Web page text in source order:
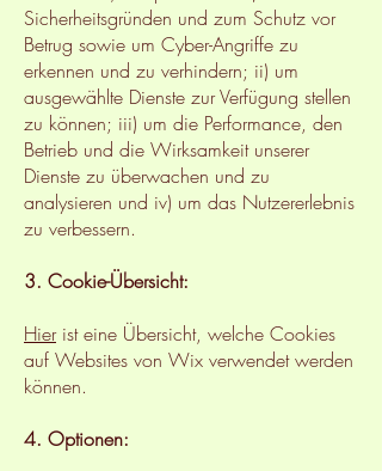
Sicherheitsgründen und zum Schutz vor
Betrug sowie um Cyber-Angriffe zu
erkennen und zu verhindern; ii) um
ausgewählte Dienste zur Verfügung stellen
zu können; iii) um die Performance, den
Betrieb und die Wirksamkeit unserer
Dienste zu überwachen und zu
analysieren und iv) um das Nutzererlebnis
zu verbessern.
3. Cookie-Übersicht:
Hierist eine Übersicht, welche Cookies
auf Websites von Wix verwendet werden
können.
4. Optionen: